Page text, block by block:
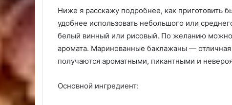
Ниже я расскажу подробнее, как
удобнее использовать небольшого или
белый винный или рисовый. По желанию можно
аромата. Маринованные баклажаны —
получаются ароматными, пикантными и
Основной ингредиент: